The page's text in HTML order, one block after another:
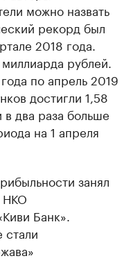
можно назвать
рекорд был
2018 года.
рублей.
по апрель 2019
достигли 1,58
в два раза больше
на 1 апреля
занял
НКО
Банк».